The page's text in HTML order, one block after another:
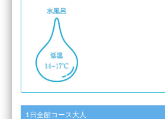
1日全館コース大人